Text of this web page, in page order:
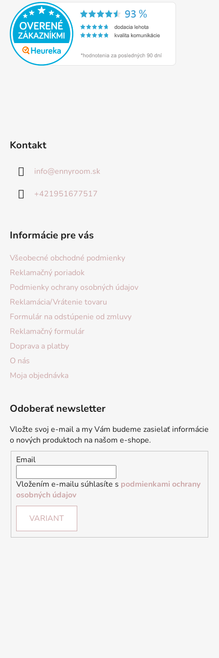
Kontakt
info@ennyroom.sk
+421951677517
Informácie pre vás
Všeobecné obchodné podmienky
Reklamačný poriadok
Podmienky ochrany osobných údajov
Reklamácia/Vrátenie tovaru
Formulár na odstúpenie od zmluvy
Reklamačný formulár
Doprava a platby
O nás
Moja objednávka
Odoberať newsletter
Vložte svoj e-mail a my Vám budeme zasielať informácie
o nových produktoch na našom e-shope.
Email
Vložením e-mailu súhlasíte s podmienkami ochrany
osobných údajov
VARIANT